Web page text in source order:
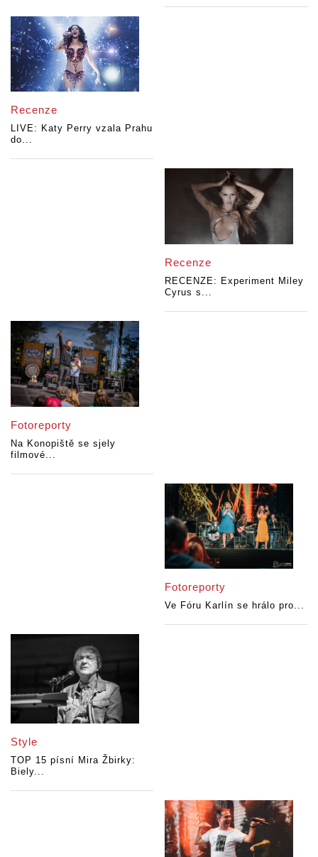
Recenze
LIVE: Katy Perry vzala Prahu
do...
Recenze
RECENZE: Experiment Miley
Cyrus s...
Fotoreporty
Na Konopiště se sjely
filmové...
Fotoreporty
Ve Fóru Karlín se hrálo pro...
Style
TOP 15 písní Mira Žbirky:
Biely...